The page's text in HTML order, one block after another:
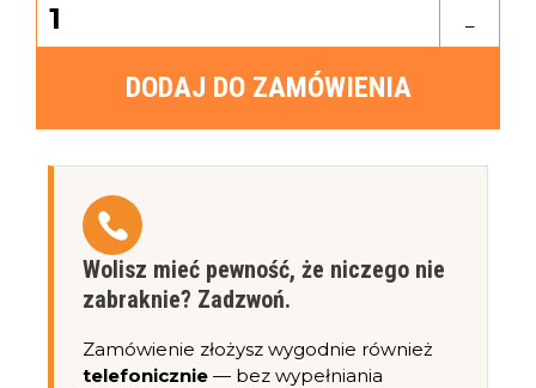
1
–
DODAJ DO ZAMÓWIENIA
Wolisz mieć pewność, że niczego nie
zabraknie? Zadzwoń.
Zamówienie złożysz wygodnie również
telefonicznie — bez wypełniania